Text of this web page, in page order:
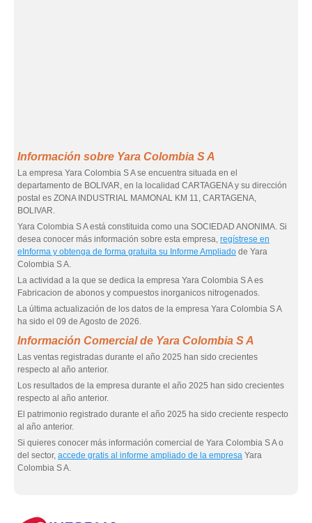
Información sobre Yara Colombia S A
La empresa Yara Colombia S A se encuentra situada en el
departamento de BOLIVAR, en la localidad CARTAGENA y su dirección
postal es ZONA INDUSTRIAL MAMONAL KM 11, CARTAGENA,
BOLIVAR.
Yara Colombia S A está constituida como una SOCIEDAD ANONIMA. Si
desea conocer más información sobre esta empresa, regístrese en
eInforma y obtenga de forma gratuita su Informe Ampliado de Yara
Colombia S A.
La actividad a la que se dedica la empresa Yara Colombia S A es
Fabricacion de abonos y compuestos inorganicos nitrogenados.
La última actualización de los datos de la empresa Yara Colombia S A
ha sido el 09 de Agosto de 2026.
Información Comercial de Yara Colombia S A
Las ventas registradas durante el año 2025 han sido crecientes
respecto al año anterior.
Los resultados de la empresa durante el año 2025 han sido crecientes
respecto al año anterior.
El patrimonio registrado durante el año 2025 ha sido creciente respecto
al año anterior.
Si quieres conocer más información comercial de Yara Colombia S A o
del sector, accede gratis al informe ampliado de la empresa Yara
Colombia S A.